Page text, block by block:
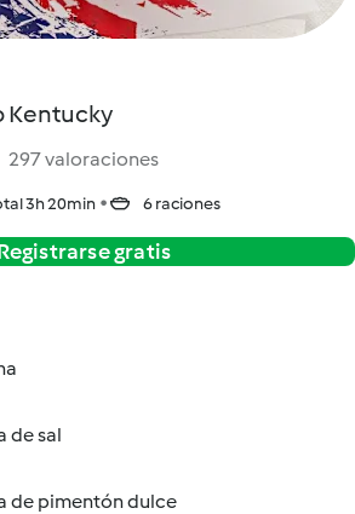
Kentucky
297 valoraciones
3h 20min 6 raciones
gratis
de sal
de pimentón dulce